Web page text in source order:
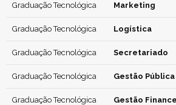
Graduação Tecnológica Marketing
Graduação Tecnológica Logística
Graduação Tecnológica Secretariado
Graduação Tecnológica Gestão Pública
Graduação Tecnológica Gestão